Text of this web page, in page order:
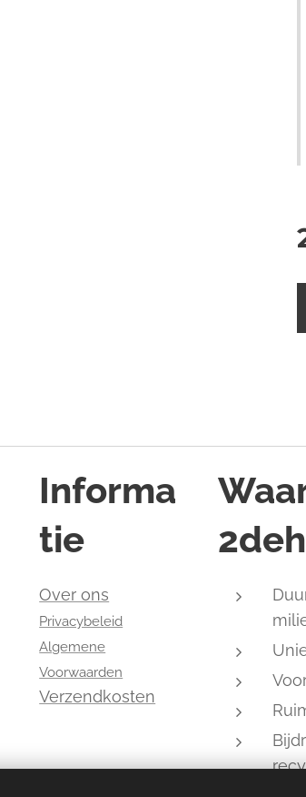
Informa
tie
Over ons
Privacybeleid
Algemene
Voorwaarden
Verzendkosten